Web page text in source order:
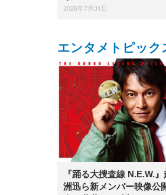
2026年7月31日
エンタメトピック
『踊る大捜査線 N.E.W.
洲迅ら新メンバー映像公